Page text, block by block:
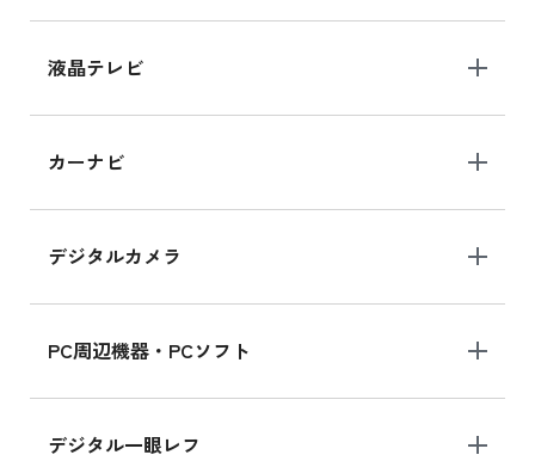
液晶テレビ
カーナビ
デジタルカメラ
PC周辺機器・PCソフト
デジタル一眼レフ
iPhone 15 128GB シリーズ
iPhone 15 128GB の新品買取価格
MK2K3J/Aの新品買取価格はこちら